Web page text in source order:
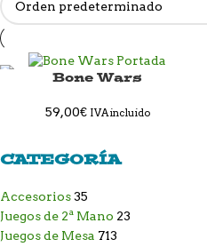
CATEGORÍA
Accesorios35
Juegos de 2ª Mano 23
Juegos de Mesa 713
Bone Wars
59,00€ IVA incluido